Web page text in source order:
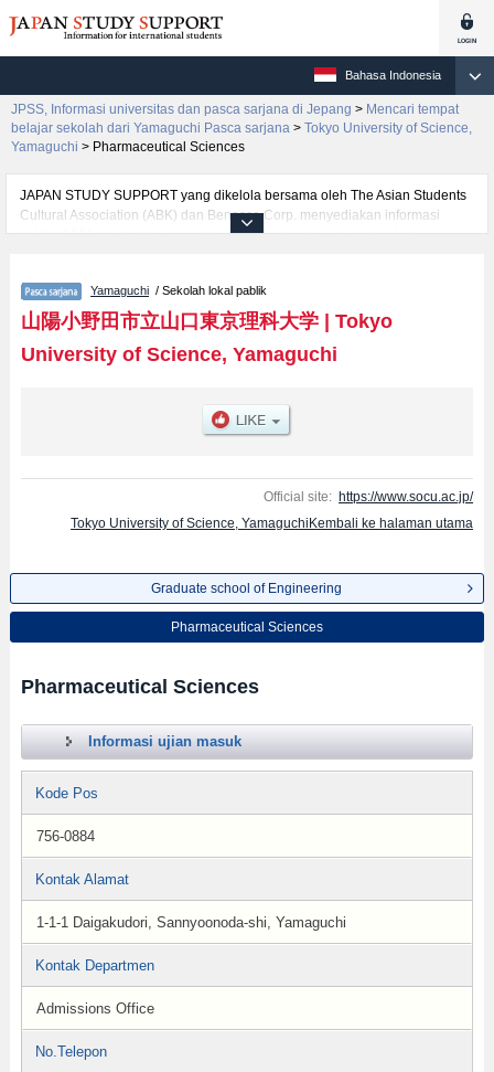
Bahasa Indonesia
JPSS, Informasi universitas dan pasca sarjana di Jepang > Mencari tempat
belajar sekolah dari Yamaguchi Pasca sarjana > Tokyo University of Science,
Yamaguchi > Pharmaceutical Sciences
JAPAN STUDY SUPPORT yang dikelola bersama oleh The Asian Students
Cultural Association (ABK) dan Benesse Corp. menyediakan informasi
sekitar 1300 universitas, pascasarjana, universitas yunior, akademi
mencakup informasi per jurusan riset seperti %% research %%, serta
berbagai informasi yang berguna bagi mahasiswa(i) mancanegara seperti
kuota untuk jumlah pendaftar dan jumlah kelulusan ujian masuk
mahasiswa(i) mancanegara, informasi mengenai ujian masuk, prasarana
Yamaguchi / Sekolah lokal pablik
山陽小野田市立山口東京理科大学| Tokyo
University of Science, Yamaguchi
Official site: https://www.socu.ac.jp/
Tokyo University of Science, YamaguchiKembali ke halaman utama
Graduate school of Engineering
Pharmaceutical Sciences
Pharmaceutical Sciences
Informasi ujian masuk
Kode Pos
756-0884
Kontak Alamat
1-1-1 Daigakudori, Sannyoonoda-shi, Yamaguchi
Kontak Departmen
Admissions Office
No.Telepon